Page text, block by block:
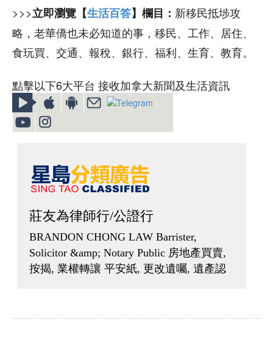
>>>立即瀏覽【生活百答】欄目： 新移民抵埗攻
略，老華僑也未必知道的事，移民、工作、居住、
食玩買、交通、報稅、銀行、福利、生育、教育。
點擊以下6大平台 接收加拿大新聞及生活資訊